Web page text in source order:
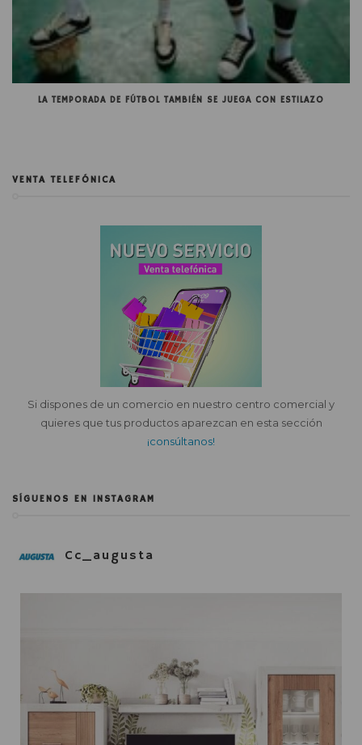
LA TEMPORADA DE FÚTBOL TAMBIÉN SE JUEGA CON ESTILAZO
VENTA TELEFÓNICA
Si dispones de un comercio en nuestro centro comercial y
quieres que tus productos aparezcan en esta sección
¡consúltanos!
SÍGUENOS EN INSTAGRAM
Cc_augusta